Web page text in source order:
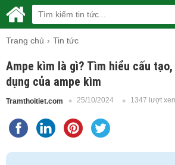
Trang chủ Tin tức
Ampe kìm là gì? Tìm hiểu cấu
dụng của ampe kìm
Tramthoitiet.com 25/10/2024 1347 lượt